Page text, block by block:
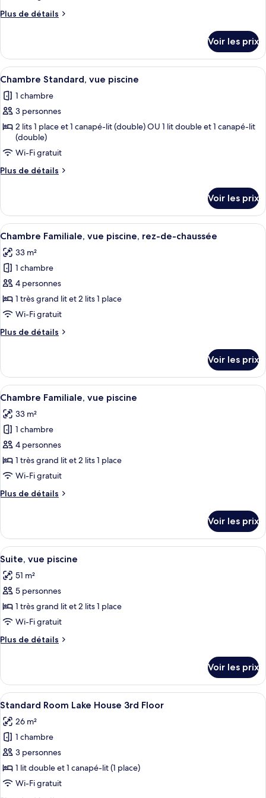
de
Standard,
vue
piscine,
rez-
de-
chaussée
Plus de détails
Plus
le
type
de
Chambre
Standard,
piscine,
rez-
de-
Voir les prix
Afficher
toutes
les
photos
pour
type
de
Standard,
vue
piscine
Une chambre d’hôtel avec un grand
3
Chambre Standard, vue piscine
1 chambre
3 personnes
2 lits 1 place et 1 canapé-lit (double) OU 1 lit double et 1 canapé-lit
(double)
Wi-Fi gratuit
Plus de détails
Plus
le
type
de
Chambre
Standard,
piscine
Voir les prix
Afficher
toutes
les
photos
pour
ce
type
chambre :
vue
piscine,
rez-
de-
chaussée
Une chambre d’hôtel avec un grand
4
Chambre Familiale, vue piscine, rez-de-chaussée
33 m²
1 chambre
4 personnes
1 très grand lit et 2 lits 1 place
Wi-Fi gratuit
Plus de détails
Plus
le
type
de
Chambre
Familiale,
piscine,
rez-
de-
chaussée
Voir les prix
Afficher
toutes
les
photos
pour
ce
type
chambre :
vue
piscine
Une chambre d’hôtel avec un grand
3
Chambre Familiale, vue piscine
33 m²
1 chambre
4 personnes
1 très grand lit et 2 lits 1 place
Wi-Fi gratuit
Plus de détails
Plus
le
type
de
Chambre
Familiale,
piscine
Voir les prix
Afficher
toutes
les
photos
pour
ce
type
de
Suite,
vue
piscine
Une chambre d’hôtel avec un grand
8
Suite, vue piscine
51 m²
5 personnes
1 très grand lit et 2 lits 1 place
Wi-Fi gratuit
Plus de détails
Plus
le
type
de
Suite,
vue
Voir les prix
Afficher
toutes
les
photos
pour
ce
type
Une chambre d’hôtel moderne
3
Standard Room Lake House 3rd Floor
26 m²
1 chambre
3 personnes
1 lit double et 1 canapé-lit (1 place)
Wi-Fi gratuit